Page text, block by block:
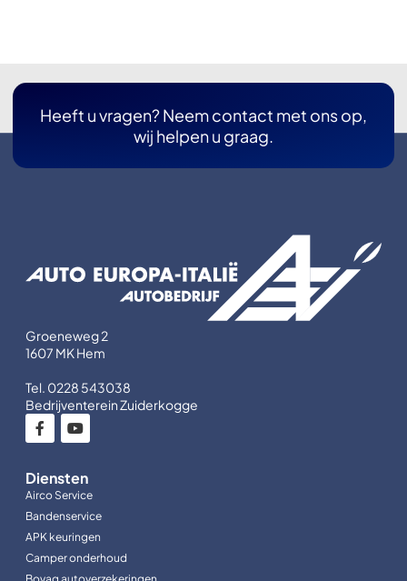
Heeft u vragen? Neem contact met ons op,
wij helpen u graag.
Groeneweg 2
1607 MK Hem
Tel. 0228 543038
Bedrijventerein Zuiderkogge
Diensten
Airco Service
Bandenservice
APK keuringen
Camper onderhoud